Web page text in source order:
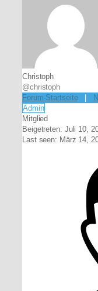
Christoph
@christoph
Forum-Startseite|
Admin
Mitglied
Beigetreten: Juli 10,
Last seen: März 14,